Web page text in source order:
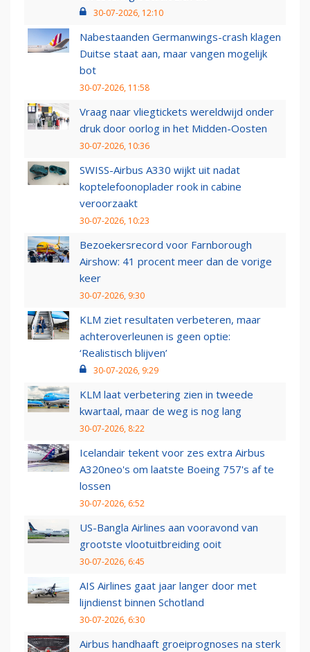
30-07-2026, 12:10
Nabestaanden Germanwings-crash klagen
Duitse staat aan, maar vangen mogelijk
bot
30-07-2026, 11:58
Vraag naar vliegtickets wereldwijd onder
druk door oorlog in het Midden-Oosten
30-07-2026, 10:36
SWISS-Airbus A330 wijkt uit nadat
koptelefoonoplader rook in cabine
veroorzaakt
30-07-2026, 10:23
Bezoekersrecord voor Farnborough
Airshow: 41 procent meer dan de vorige
keer
30-07-2026, 9:30
KLM ziet resultaten verbeteren, maar
achteroverleunen is geen optie:
‘Realistisch blijven’
30-07-2026, 9:29
KLM laat verbetering zien in tweede
kwartaal, maar de weg is nog lang
30-07-2026, 8:22
Icelandair tekent voor zes extra Airbus
A320neo's om laatste Boeing 757's af te
lossen
30-07-2026, 6:52
US-Bangla Airlines aan vooravond van
grootste vlootuitbreiding ooit
30-07-2026, 6:45
AIS Airlines gaat jaar langer door met
lijndienst binnen Schotland
30-07-2026, 6:30
Airbus handhaaft groeiprognoses na sterk